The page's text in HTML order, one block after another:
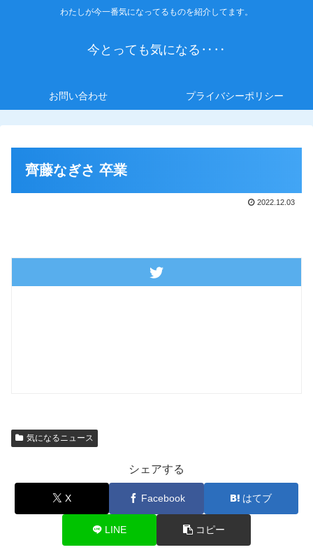
わたしが今一番気になってるものを紹介してます。
今とっても気になる‥‥
お問い合わせ プライバシーポリシー
齊藤なぎさ 卒業
2022.12.03
気になるニュース
シェアする
X Facebook はてブ
LINE コピー